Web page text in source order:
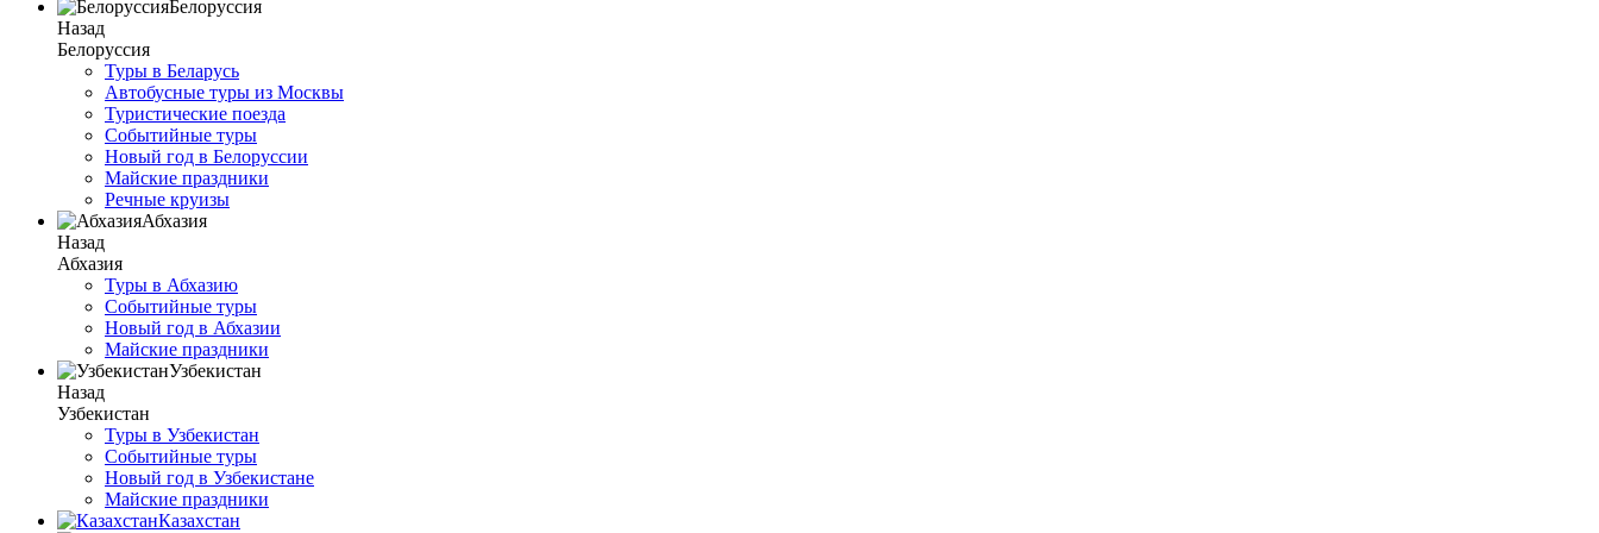
Белоруссия
Назад
Белоруссия
Туры в Беларусь
Автобусные туры из Москвы
Туристические поезда
Событийные туры
Новый год в Белоруссии
Майские праздники
Речные круизы
Абхазия
Назад
Абхазия
Туры в Абхазию
Событийные туры
Новый год в Абхазии
Майские праздники
Узбекистан
Назад
Узбекистан
Туры в Узбекистан
Событийные туры
Новый год в Узбекистане
Майские праздники
Казахстан